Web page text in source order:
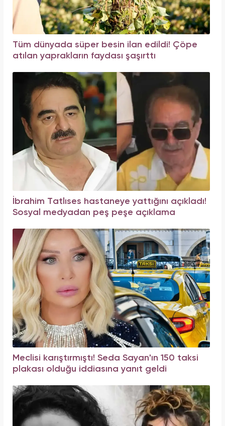
Tüm dünyada süper besin ilan edildi! Çöpe
atılan yaprakların faydası şaşırttı
İbrahim Tatlıses hastaneye yattığını açıkladı!
Sosyal medyadan peş peşe açıklama
Meclisi karıştırmıştı! Seda Sayan'ın 150 taksi
plakası olduğu iddiasına yanıt geldi